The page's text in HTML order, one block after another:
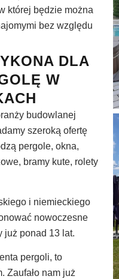
której będzie można
bez względu
DLA
W
budowlanej
szeroką ofertę
pergole, okna,
bramy kute, rolety
i niemieckiego
nowoczesne
już ponad 13 lat.
pergoli, to
Zaufało nam już